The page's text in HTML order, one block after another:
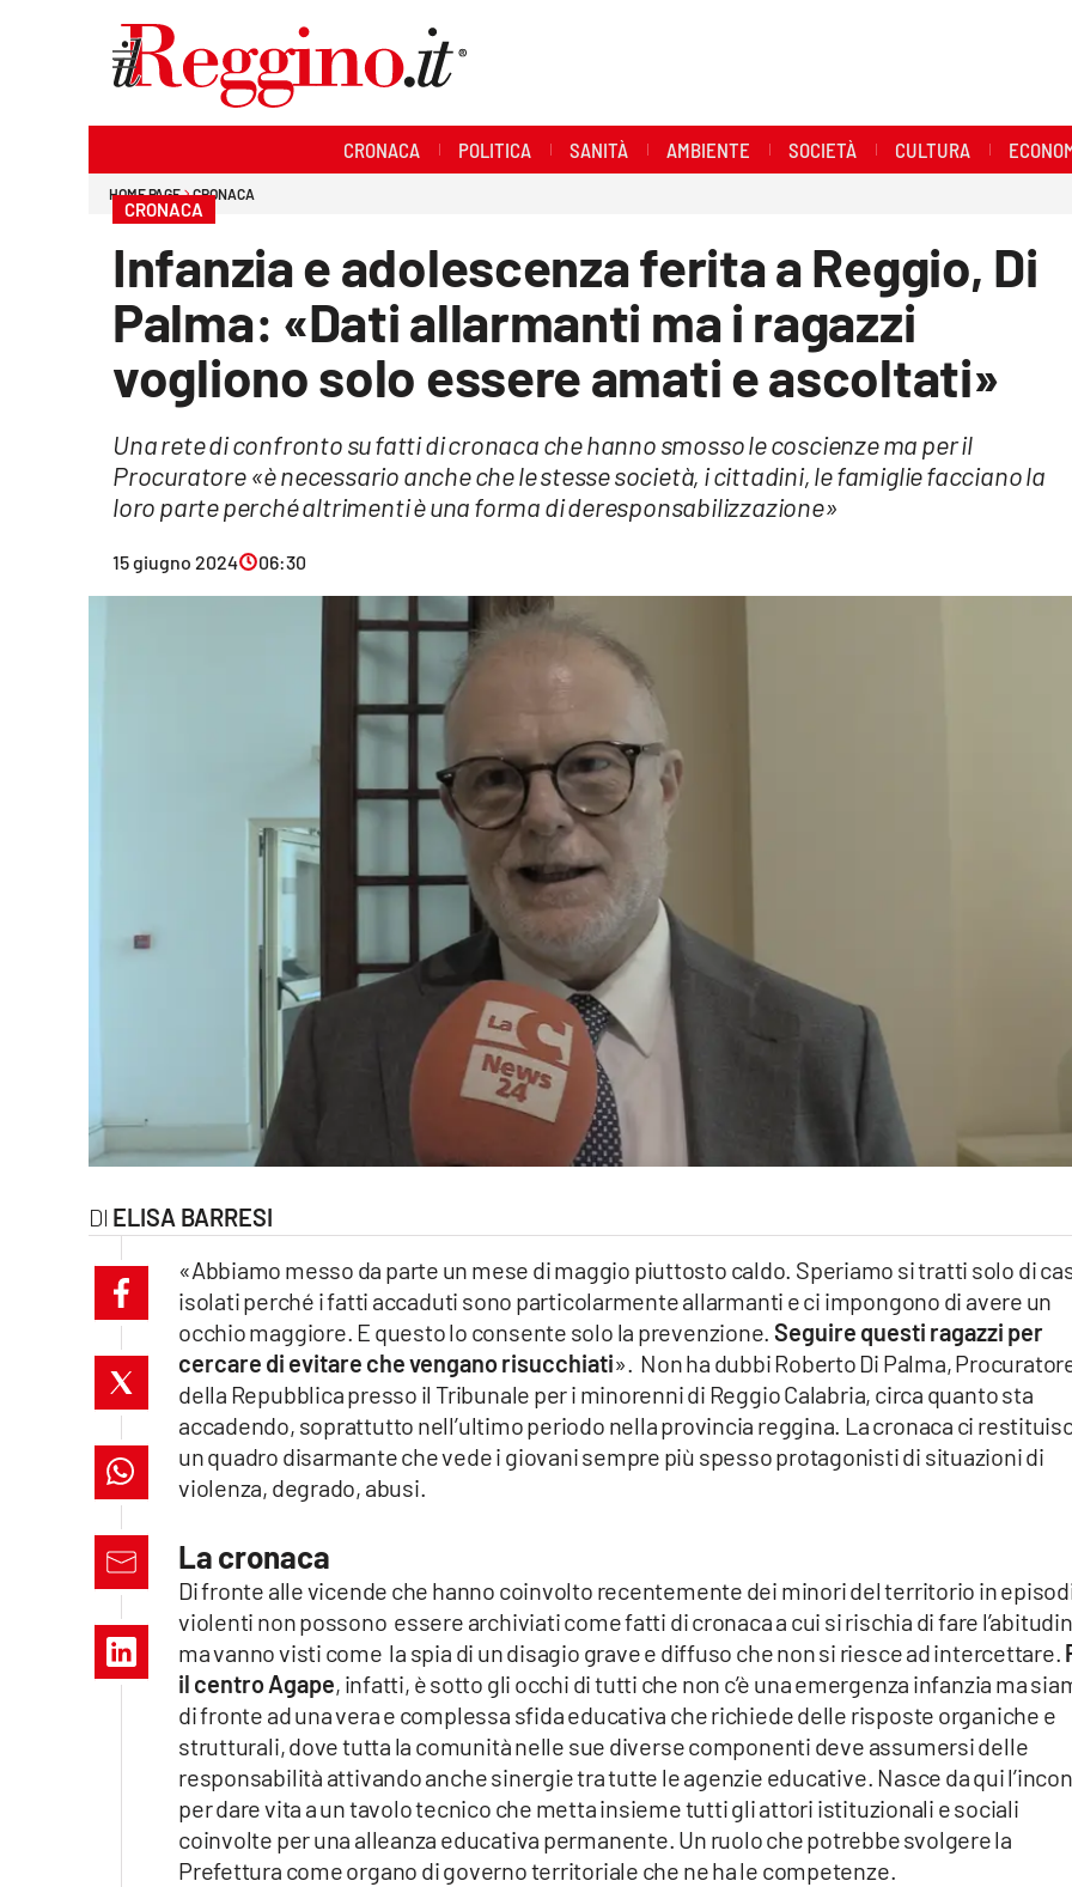
Economia e lavoro
lacitymag.it
catanzarochannel.it
lacapitalenews.it
Vai
CRONACA POLITICA SANITÀ AMBIENTE SOCIETÀ CULTURA
HOME PAGE CRONACA
CRONACA
Infanzia e adolescenza ferita a Reggio, Di
Palma: «Dati allarmanti ma i ragazzi
vogliono solo essere amati e ascoltati»
Una rete di confronto su fatti di cronaca che hanno smosso le coscienze ma per il
Procuratore «è necessario anche che le stesse società, i cittadini, le famiglie facciano la
loro parte perché altrimenti è una forma di deresponsabilizzazione»
15 giugno 2024 06:30
ELISA BARRESI
«Abbiamo messo da parte un mese di maggio piuttosto caldo. Speriamo si tratti solo di
isolati perché i fatti accaduti sono particolarmente allarmanti e ci impongono di avere un
occhio maggiore. E questo lo consente solo la prevenzione.Seguire questi ragazzi per
cercare di evitare che vengano risucchiati». Non ha dubbi Roberto Di Palma,
della Repubblica presso il Tribunale per i minorenni di Reggio Calabria, circa quanto sta
accadendo, soprattutto nell’ultimo periodo nella provincia reggina. La cronaca ci
un quadro disarmante che vede i giovani sempre più spesso protagonisti di situazioni di
violenza, degrado, abusi.
La cronaca
Di fronte alle vicende che hanno coinvolto recentemente dei minori del territorio in
violenti non possono essere archiviati come fatti di cronaca a cui si rischia di fare
ma vanno visti come la spia di un disagio grave e diffuso che non si riesce ad intercettare.
il centro Agape, infatti, è sotto gli occhi di tutti che non c’è una emergenza infanzia ma
di fronte ad una vera e complessa sfida educativa che richiede delle risposte organiche e
strutturali, dove tutta la comunità nelle sue diverse componenti deve assumersi delle
responsabilità attivando anche sinergie tra tutte le agenzie educative. Nasce da qui
per dare vita a un tavolo tecnico che metta insieme tutti gli attori istituzionali e sociali
coinvolte per una alleanza educativa permanente. Un ruolo che potrebbe svolgere la
Prefettura come organo di governo territoriale che ne ha le competenze.